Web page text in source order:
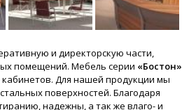
и директорскую части,
помещений. Мебель серии «Бостон»
кабинетов. Для нашей продукции мы
поверхностей. Благодаря
надежны, а так же влаго- и